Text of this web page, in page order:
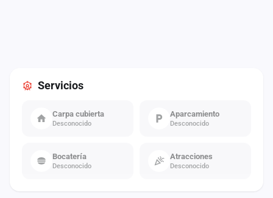
Servicios
Carpa cubierta
Desconocido
Aparcamiento
Desconocido
Bocatería
Desconocido
Atracciones
Desconocido